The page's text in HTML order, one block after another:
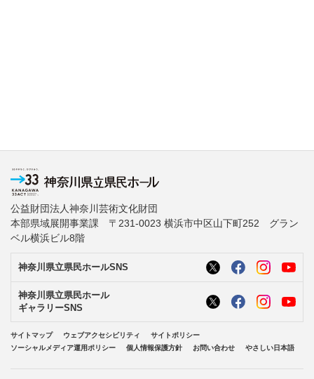
公益財団法人神奈川芸術文化財団
本部県域展開事業課 〒231-0023 横浜市中区山下町252 グラン
ベル横浜ビル8階
神奈川県立県民ホールSNS
神奈川県立県民ホール
ギャラリーSNS
サイトマップ ウェブアクセシビリティ
サイトポリシー
ソーシャルメディア運用ポリシー
個人情報保護方針 お問い合わせ やさしい日本語